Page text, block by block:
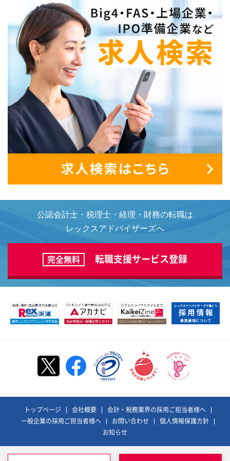
公認会計士・税理士・経理・財務の転職は
レックスアドバイザーズへ
完全無料 転職支援サービス登録
トップページ 会社概要
会計・税務業界の採用ご担当者様へ
一般企業の採用ご担当者様へ
お問い合わせ
個人情報保護方針
お知らせ